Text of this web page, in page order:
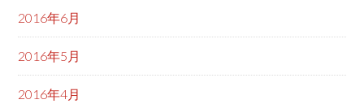
2016年6月
2016年5月
2016年4月